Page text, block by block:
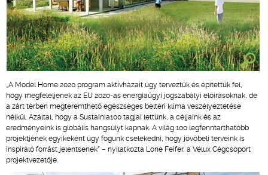
„A Model Home 2020 program aktívházait úgy terveztük és építettük fel,
hogy megfeleljenek az EU 2020-as energiaügyi jogszabályi előírásoknak, de
a zárt térben megteremthető egészséges beltéri klíma veszélyeztetése
nélkül. Azáltal, hogy a Sustainia100 tagjai lettünk, a céljaink és az
eredményeink is globális hangsúlyt kapnak. A világ 100 legfenntarthatóbb
projektjének egyikeként úgy fogunk cselekedni, hogy jövőbeli terveink is
inspiráló forrást jelentsenek” – nyilatkozta Lone Feifer, a Velux Cégcsoport
projektvezetője.